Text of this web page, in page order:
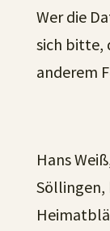
Wer die
sich bitte,
anderem
Hans